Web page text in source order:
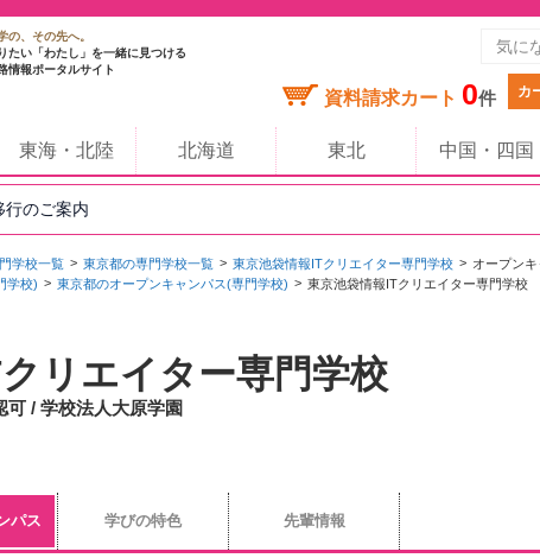
の、その先へ。
たい「わたし」を一緒に見つける
情報ポータルサイト
資料請求カート 0件 カ
東海・北陸 北海道 東北 中国・四国
行のご案内
学校一覧 東京都の専門学校一覧 東京池袋情報ITクリエイター専門学校
オープンキ
学校) 東京都のオープンキャンパス(専門学校) 東京池袋情報ITクリエイター専門学校
リエイター専門学校
/ 学校法人大原学園
パス 学びの特色 先輩情報